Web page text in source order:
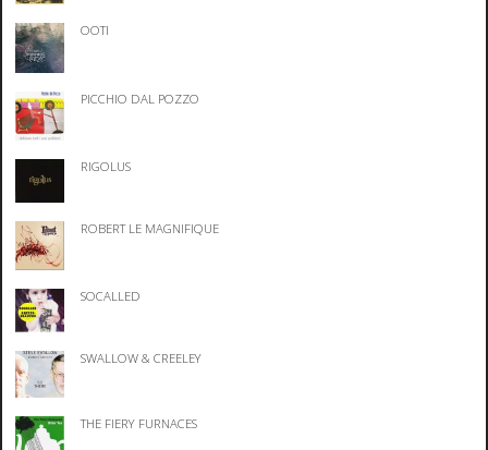
OOTI
PICCHIO DAL POZZO
RIGOLUS
ROBERT LE MAGNIFIQUE
SOCALLED
SWALLOW & CREELEY
THE FIERY FURNACES